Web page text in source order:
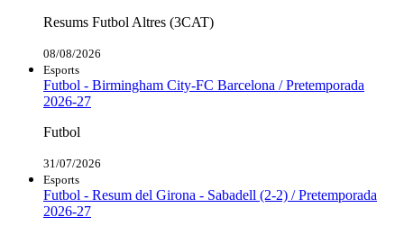
Resums Futbol Altres (3CAT)
08/08/2026
Esports
Futbol - Birmingham City-FC Barcelona / Pretemporada
2026-27
Futbol
31/07/2026
Esports
Futbol - Resum del Girona - Sabadell (2-2) / Pretemporada
2026-27